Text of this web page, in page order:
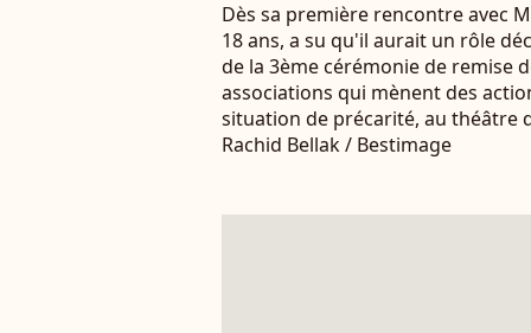
Dès sa première rencontre avec
18 ans, a su qu'il aurait un rôle
de la 3ème cérémonie de remise
associations qui mènent des
situation de précarité, au théâtre
Rachid Bellak / Bestimage